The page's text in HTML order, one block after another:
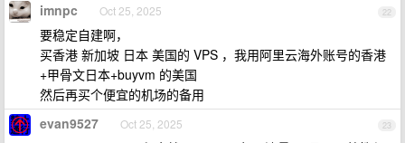
22
imnpc Oct 25, 2025
要稳定自建啊，
买香港 新加坡 日本 美国的 VPS ，我用阿里云海外账号的香港
+甲骨文日本+buyvm 的美国
然后再买个便宜的机场的备用
23
evan9527 Oct 25, 2025